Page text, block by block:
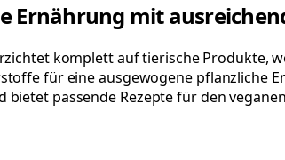
Ernährung mit
komplett auf tierische Produkte,
für eine ausgewogene pflanzliche
passende Rezepte für den